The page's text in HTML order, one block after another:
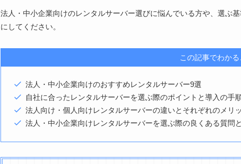
法人・中小企業向けのレンタルサーバー選びに悩んでいる方や、選ぶ
にしてください。
この記事でわかる
法人・中小企業向けのおすすめレンタルサーバー9選
自社に合ったレンタルサーバーを選ぶ際のポイントと導入の手
法人向け・個人向けレンタルサーバーの違いとそれぞれのメリ
法人・中小企業向けレンタルサーバーを選ぶ際の良くある質問